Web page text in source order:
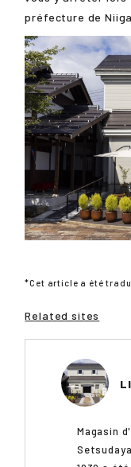
préfecture de
*Cet article a été
Related sites
Magasin